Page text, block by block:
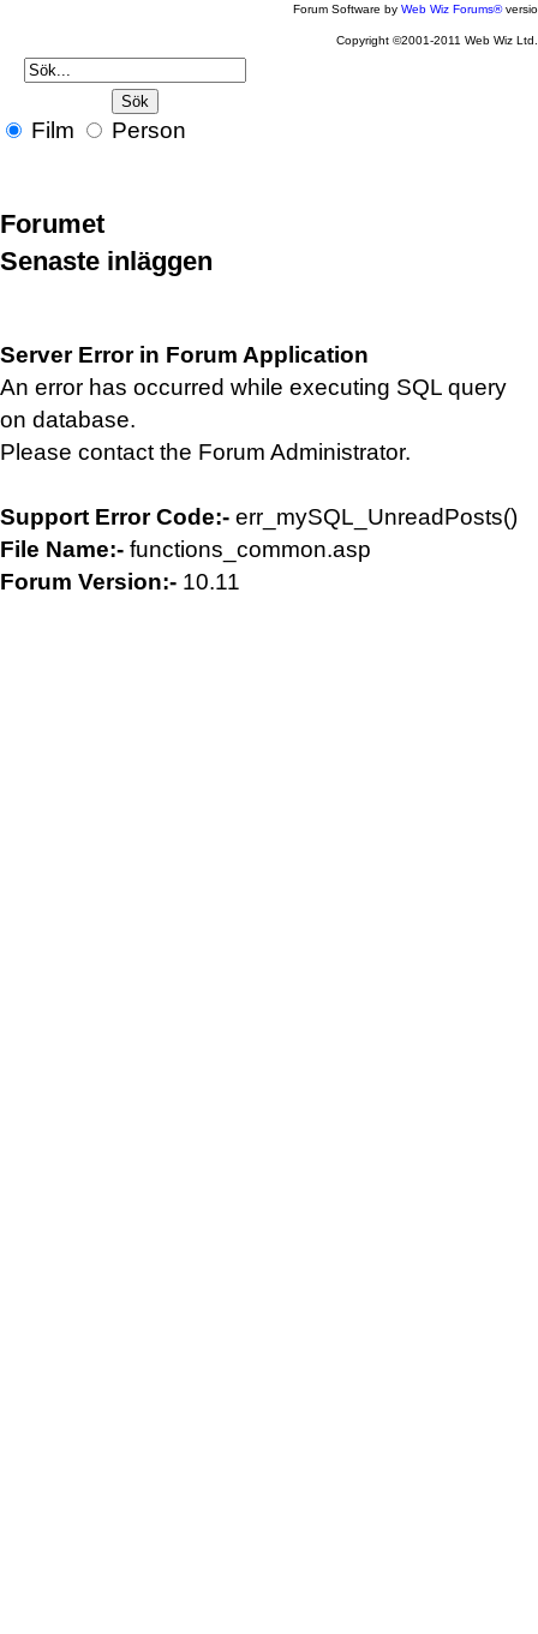
Forum Software byWeb Wiz Forums®
Copyright ©2001-2011 Web Wiz Ltd.
Film Person
Forumet
Senaste inläggen
Server Error in Forum Application
An error has occurred while executing SQL query
on database.
Please contact the Forum Administrator.
Support Error Code:- err_mySQL_UnreadPosts()
File Name:- functions_common.asp
Forum Version:- 10.11